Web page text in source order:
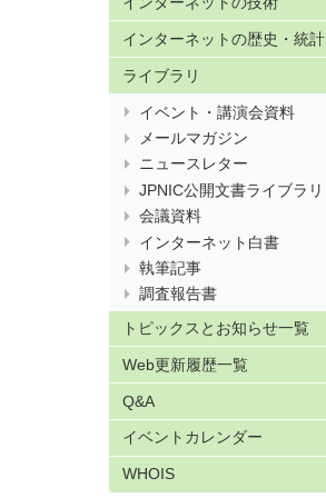
インターネットの歴史・統計
ライブラリ
イベント・講演会資料
メールマガジン
ニュースレター
JPNIC公開文書ライブラリ
会議資料
インターネット白書
執筆記事
調査報告書
トピックスとお知らせ一覧
Web更新履歴一覧
Q&A
イベントカレンダー
WHOIS